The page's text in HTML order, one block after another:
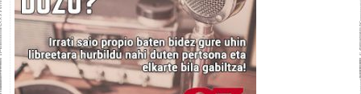
b
o
t
e